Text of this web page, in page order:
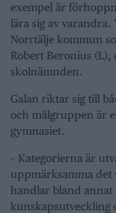
exempel är
lära sig av varandra.
Norrtälje kommun
Robert Beronius
skolnämnden.
Galan riktar sig till
och målgruppen är
gymnasiet.
– Kategorierna är
uppmärksamma det
handlar bland
kunskapsutveckling